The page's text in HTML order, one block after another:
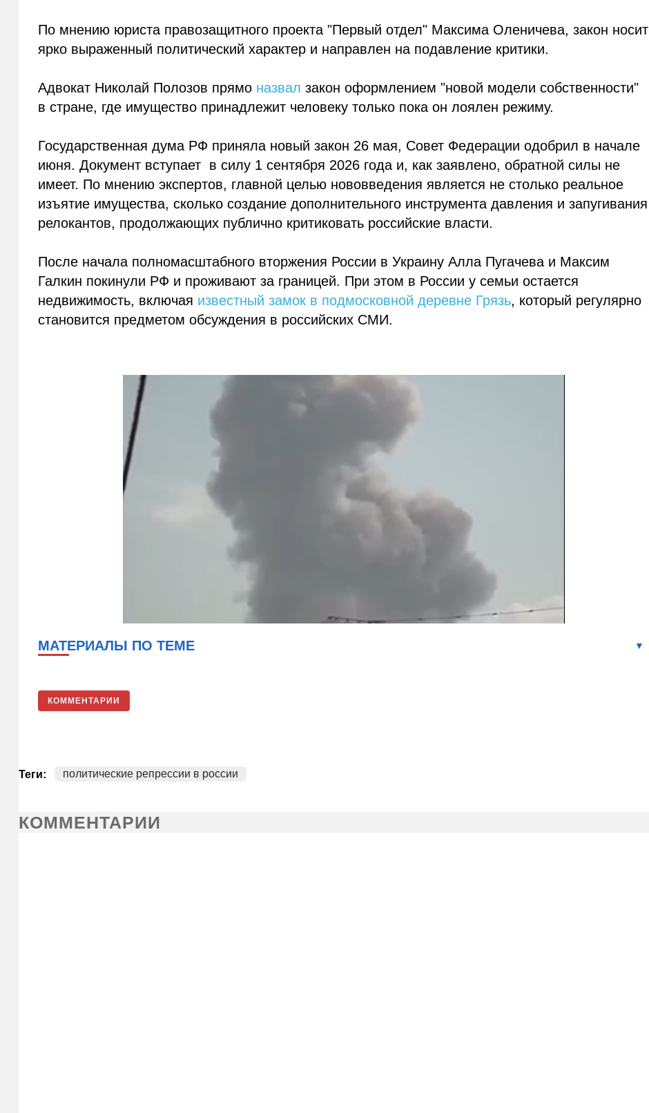
По мнению юриста правозащитного проекта "Первый отдел" Максима Оленичева, закон носит
ярко выраженный политический характер и направлен на подавление критики.
Адвокат Николай Полозов прямо назвал закон оформлением "новой модели собственности"
в стране, где имущество принадлежит человеку только пока он лоялен режиму.
Государственная дума РФ приняла новый закон 26 мая, Совет Федерации одобрил в начале
июня. Документ вступает в силу 1 сентября 2026 года и, как заявлено, обратной силы не
имеет. По мнению экспертов, главной целью нововведения является не столько реальное
изъятие имущества, сколько создание дополнительного инструмента давления и запугивания
релокантов, продолжающих публично критиковать российские власти.
После начала полномасштабного вторжения России в Украину Алла Пугачева и Максим
Галкин покинули РФ и проживают за границей. При этом в России у семьи остается
недвижимость, включая известный замок в подмосковной деревне Грязь, который регулярно
становится предметом обсуждения в российских СМИ.
МАТЕРИАЛЫ ПО ТЕМЕ
КОММЕНТАРИИ
Теги: политические репрессии в россии
КОММЕНТАРИИ